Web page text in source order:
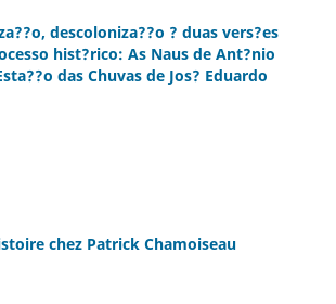
descoloniza??o ? duas vers?es
hist?rico: As Naus de Ant?nio
das Chuvas de Jos? Eduardo
chez Patrick Chamoiseau